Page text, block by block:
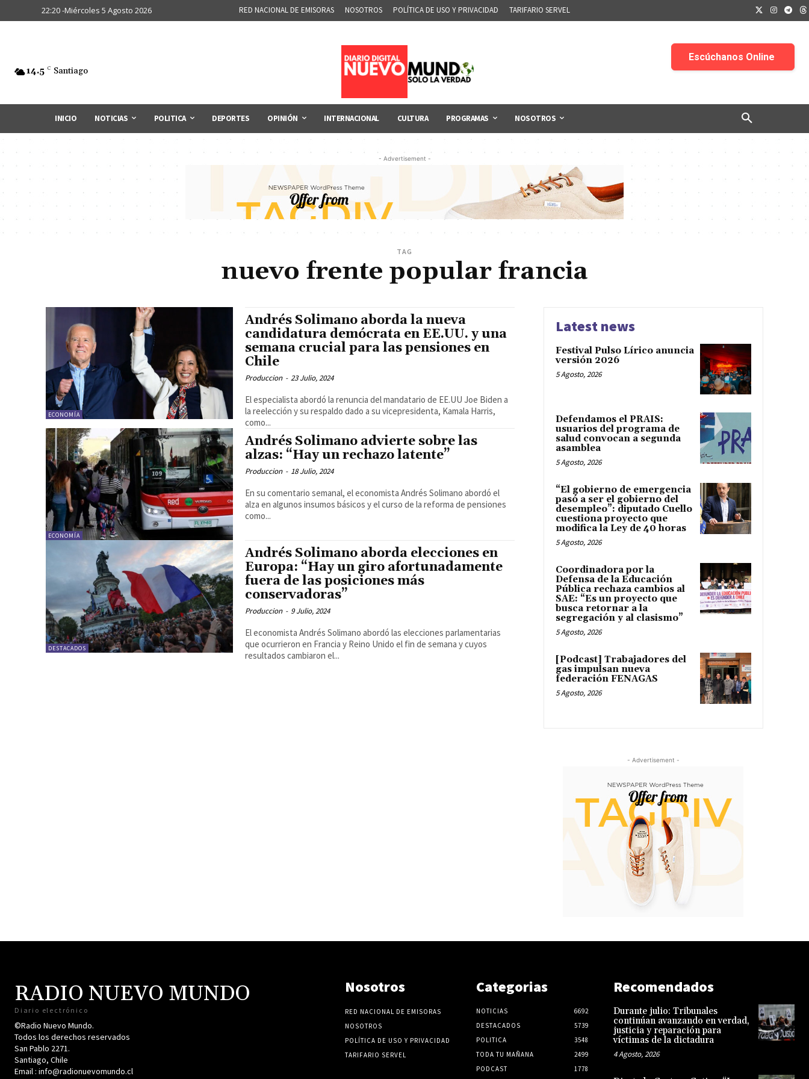
22:20 -Miércoles 5 Agosto 2026 RED NACIONAL DE EMISORAS NOSOTROS POLÍTICA DE USO Y PRIVACIDAD TARIFARIO SERVEL
14.5 C Santiago
INICIO NOTICIAS POLITICA DEPORTES OPINIÓN INTERNACIONAL CULTURA PROGRAMAS NOSOTROS
- Advertisement -
TAG
nuevo frente popular francia
ECONOMÍA
Andrés Solimano aborda la nueva
candidatura demócrata en EE.UU. y una
semana crucial para las pensiones en
Chile
Produccion - 23 Julio, 2024
El especialista abordó la renuncia del mandatario de EE.UU Joe Biden a
la reelección y su respaldo dado a su vicepresidenta, Kamala Harris,
como...
ECONOMÍA
Andrés Solimano advierte sobre las
alzas: “Hay un rechazo latente”
Produccion - 18 Julio, 2024
En su comentario semanal, el economista Andrés Solimano abordó el
alza en algunos insumos básicos y el curso de la reforma de pensiones
como...
DESTACADOS
Andrés Solimano aborda elecciones en
Europa: “Hay un giro afortunadamente
fuera de las posiciones más
conservadoras”
Produccion - 9 Julio, 2024
El economista Andrés Solimano abordó las elecciones parlamentarias
que ocurrieron en Francia y Reino Unido el fin de semana y cuyos
resultados cambiaron el...
Latest news
Festival Pulso Lírico anuncia
versión 2026
5 Agosto, 2026
Defendamos el PRAIS:
usuarios del programa de
salud convocan a segunda
asamblea
5 Agosto, 2026
“El gobierno de emergencia
pasó a ser el gobierno del
desempleo”: diputado Cuello
cuestiona proyecto que
modifica la Ley de 40 horas
5 Agosto, 2026
Coordinadora por la
Defensa de la Educación
Pública rechaza cambios al
SAE: “Es un proyecto que
busca retornar a la
segregación y al clasismo”
5 Agosto, 2026
[Podcast] Trabajadores del
gas impulsan nueva
federación FENAGAS
5 Agosto, 2026
- Advertisement -
RADIO NUEVO MUNDO
Diario electrónico
©Radio Nuevo Mundo.
Todos los derechos reservados
San Pablo 2271.
Santiago, Chile
Email : info@radionuevomundo.cl
Nosotros
RED NACIONAL DE EMISORAS
NOSOTROS
POLÍTICA DE USO Y PRIVACIDAD
TARIFARIO SERVEL
Categorias
NOTICIAS
6692
DESTACADOS
5739
POLITICA
3548
TODA TU MAÑANA
2499
PODCAST
1778
Recomendados
Durante julio: Tribunales
continúan avanzando en verdad,
justicia y reparación para
víctimas de la dictadura
4 Agosto, 2026